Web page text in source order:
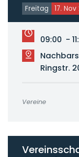
Freitag 17.
09:00 -
Ringstr.
Vereine